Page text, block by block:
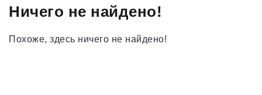
Ничего не найдено!
Похоже, здесь ничего не найдено!